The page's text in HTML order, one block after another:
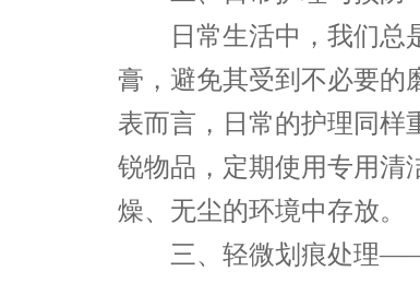
日常生活中，我们总
膏，避免其受到不必要的
表而言，日常的护理同样
锐物品，定期使用专用清
燥、无尘的环境中存放。
三、轻微划痕处理——